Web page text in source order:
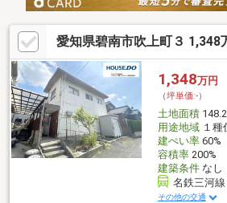
愛知県碧南市吹上町３ 1,348
1,348万円
（坪単価:-）
土地面積
用途地域１種
建ぺい率60%
容積率200%
建築条件なし
名鉄三河
その他の交通